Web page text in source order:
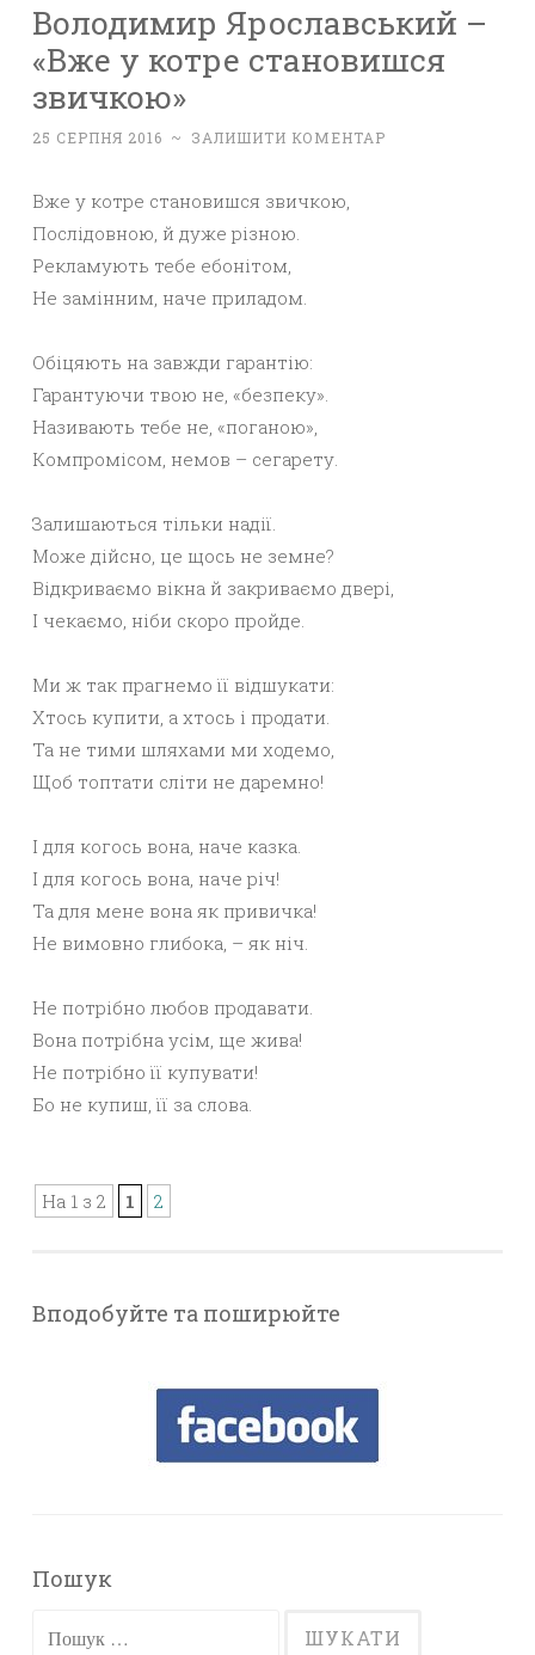
Володимир Ярославський –
«Вже у котре становишся
звичкою»
25 СЕРПНЯ 2016 ~ ЗАЛИШИТИ КОМЕНТАР
Вже у котре становишся звичкою,
Послідовною, й дуже різною.
Рекламують тебе ебонітом,
Не замінним, наче приладом.
Обіцяють на завжди гарантію:
Гарантуючи твою не, «безпеку».
Називають тебе не, «поганою»,
Компромісом, немов – сегарету.
Залишаються тільки надії.
Може дійсно, це щось не земне?
Відкриваємо вікна й закриваємо двері,
І чекаємо, ніби скоро пройде.
Ми ж так прагнемо її відшукати:
Хтось купити, а хтось і продати.
Та не тими шляхами ми ходемо,
Щоб топтати сліти не даремно!
І для когось вона, наче казка.
І для когось вона, наче річ!
Та для мене вона як привичка!
Не вимовно глибока, – як ніч.
Не потрібно любов продавати.
Вона потрібна усім, ще жива!
Не потрібно її купувати!
Бо не купиш, її за слова.
На 1 з 2 1 2
Вподобуйте та поширюйте
Пошук
Пошук: